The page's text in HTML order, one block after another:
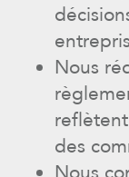
Nous
des
Nous